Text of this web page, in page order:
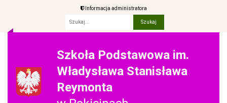
Informacja administratora
Szkoła Podstawowa im.
Władysława Stanisława
Reymonta